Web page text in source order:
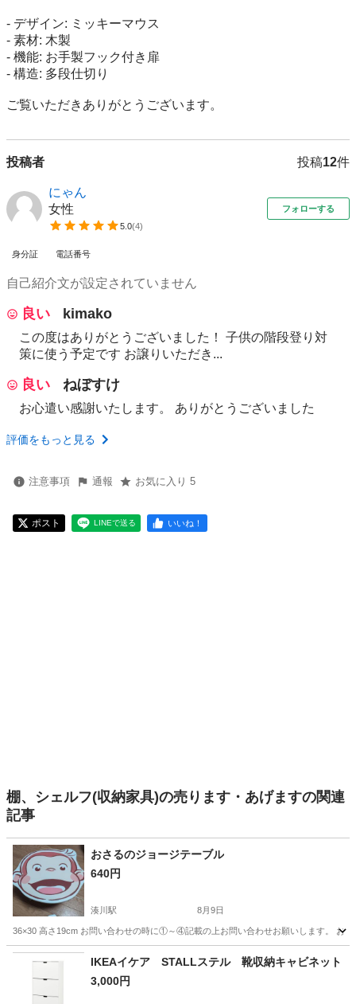
- デザイン: ミッキーマウス
- 素材: 木製
- 機能: お手製フック付き扉
- 構造: 多段仕切り
ご覧いただきありがとうございます。
投稿者 投稿12件
にゃん
女性
5.0(4)
フォローする
身分証 電話番号
自己紹介文が設定されていません
良い kimako
この度はありがとうございました！ 子供の階段登り対
策に使う予定です お譲りいただき...
良い ねぼすけ
お心遣い感謝いたします。 ありがとうございました
評価をもっと見る
注意事項 通報 お気に入り 5
ポスト LINEで送る いいね！
棚、シェルフ(収納家具)の売ります・あげますの関連
記事
おさるのジョージテーブル
640円
湊川駅 8月9日
36×30 高さ19cm お問い合わせの時に①～④記載の上お問い合わせお願いします。 お
兵庫 神戸市 湊川駅
IKEAイケア STALLステル 靴収納キャビネット
3,000円